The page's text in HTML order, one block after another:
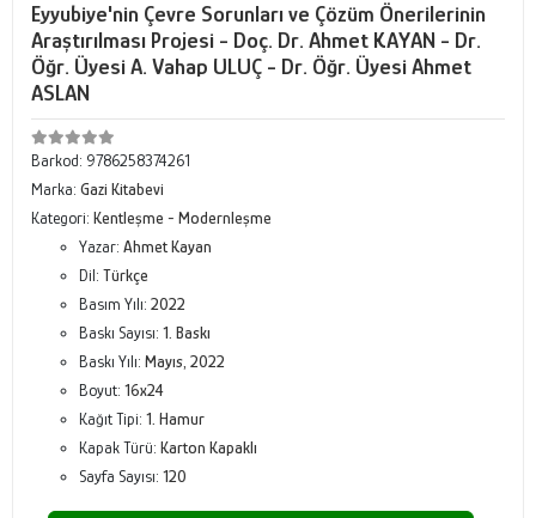
Eyyubiye'nin Çevre Sorunları ve Çözüm Önerilerinin
Araştırılması Projesi - Doç. Dr. Ahmet KAYAN - Dr.
Öğr. Üyesi A. Vahap ULUÇ - Dr. Öğr. Üyesi Ahmet
ASLAN
Barkod: 9786258374261
Marka: Gazi Kitabevi
Kategori: Kentleşme - Modernleşme
Yazar: Ahmet Kayan
Dil: Türkçe
Basım Yılı: 2022
Baskı Sayısı: 1. Baskı
Baskı Yılı: Mayıs, 2022
Boyut: 16x24
Kağıt Tipi: 1. Hamur
Kapak Türü: Karton Kapaklı
Sayfa Sayısı: 120